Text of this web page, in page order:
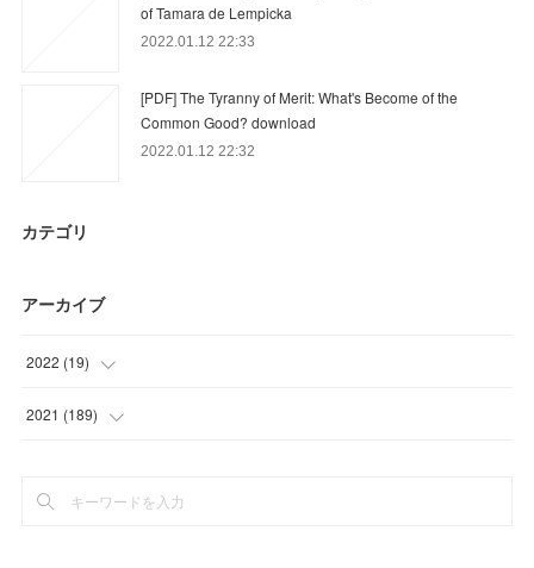
of Tamara de Lempicka
2022.01.12 22:33
[PDF] The Tyranny of Merit: What's Become of the
Common Good? download
2022.01.12 22:32
カテゴリ
アーカイブ
2022 (19)
(19
2021 (189)
(